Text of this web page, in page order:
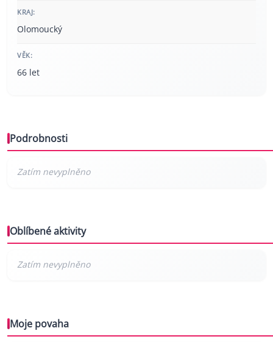
KRAJ:
Olomoucký
VĚK:
66 let
Podrobnosti
Oblíbené aktivity
Moje povaha